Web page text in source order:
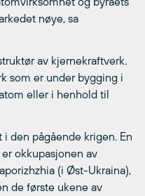
nøye, sa
av kjernekraftverk.
som er under bygging i
eller i henhold til
den pågående krigen. En
okkupasjonen av
(i Øst-Ukraina),
de første ukene av